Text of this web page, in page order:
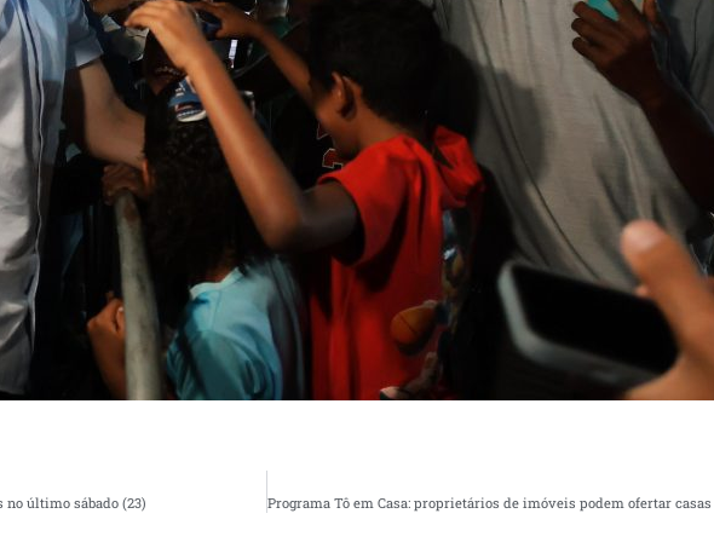
no último sábado (23)